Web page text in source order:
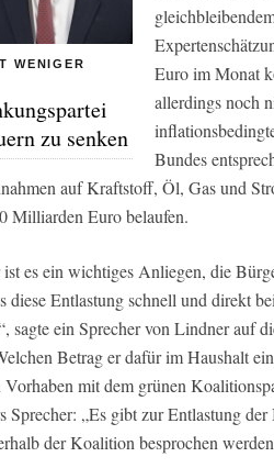
WENIGER
zu senken
Euro im Monat
allerdings noch
Bundes
auf Kraftstoff, Öl, Gas und
Milliarden Euro belaufen.
es ein wichtiges Anliegen, die
diese Entlastung schnell und direkt
sagte ein Sprecher von Lindner auf
Betrag er dafür im Haushalt
mit dem grünen
Sprecher: „Es gibt zur Entlastung
der Koalition besprochen